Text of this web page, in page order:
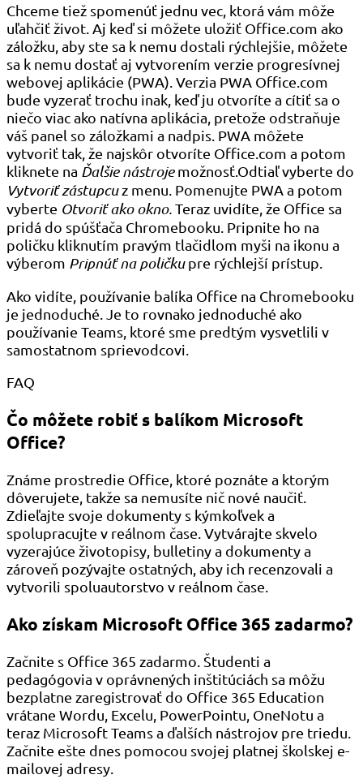
Chceme tiež spomenúť jednu vec, ktorá vám môže
uľahčiť život. Aj keď si môžete uložiť Office.com ako
záložku, aby ste sa k nemu dostali rýchlejšie, môžete
sa k nemu dostať aj vytvorením verzie progresívnej
webovej aplikácie (PWA). Verzia PWA Office.com
bude vyzerať trochu inak, keď ju otvoríte a cítiť sa o
niečo viac ako natívna aplikácia, pretože odstraňuje
váš panel so záložkami a nadpis. PWA môžete
vytvoriť tak, že najskôr otvoríte Office.com a potom
kliknete na Ďalšie nástrojemožnosť.Odtiaľ vyberte do
Vytvoriť zástupcuz menu. Pomenujte PWA a potom
vyberte Otvoriť ako okno.Teraz uvidíte, že Office sa
pridá do spúšťača Chromebooku. Pripnite ho na
poličku kliknutím pravým tlačidlom myši na ikonu a
výberom Pripnúť na poličkupre rýchlejší prístup.
Ako vidíte, používanie balíka Office na Chromebooku
je jednoduché. Je to rovnako jednoduché ako
používanie Teams, ktoré sme predtým vysvetlili v
samostatnom sprievodcovi.
FAQ
Čo môžete robiť s balíkom Microsoft
Office?
Známe prostredie Office, ktoré poznáte a ktorým
dôverujete, takže sa nemusíte nič nové naučiť.
Zdieľajte svoje dokumenty s kýmkoľvek a
spolupracujte v reálnom čase. Vytvárajte skvelo
vyzerajúce životopisy, bulletiny a dokumenty a
zároveň pozývajte ostatných, aby ich recenzovali a
vytvorili spoluautorstvo v reálnom čase.
Ako získam Microsoft Office 365 zadarmo?
Začnite s Office 365 zadarmo. Študenti a
pedagógovia v oprávnených inštitúciách sa môžu
bezplatne zaregistrovať do Office 365 Education
vrátane Wordu, Excelu, PowerPointu, OneNotu a
teraz Microsoft Teams a ďalších nástrojov pre triedu.
Začnite ešte dnes pomocou svojej platnej školskej e-
mailovej adresy.